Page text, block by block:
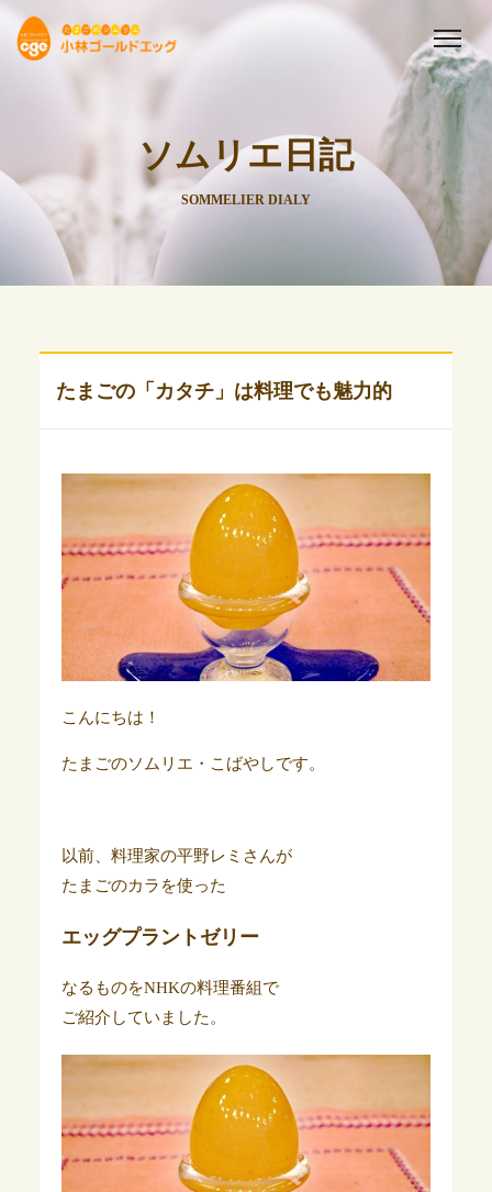
ソムリエ日記
SOMMELIER DIALY
たまごの「カタチ」は料理でも魅力的
こんにちは！
たまごのソムリエ・こばやしです。
以前、料理家の平野レミさんが
たまごのカラを使った
エッグプラントゼリー
なるものをNHKの料理番組で
ご紹介していました。